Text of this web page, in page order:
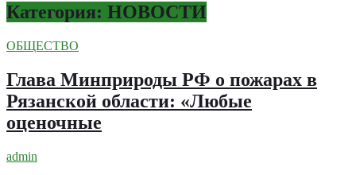
Категория: НОВОСТИ
ОБЩЕСТВО
Глава Минприроды РФ о пожарах в
Рязанской области: «Любые
оценочные
admin